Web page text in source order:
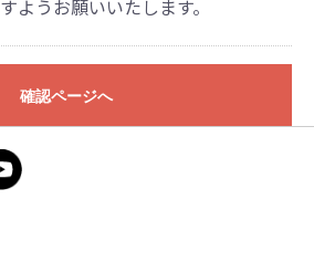
ようお願いいたします。
確認ページへ